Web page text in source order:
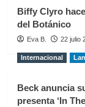
Biffy Clyro
del Botánico
Eva B. 22 julio
Internacional
Beck anuncia
presenta ‘In